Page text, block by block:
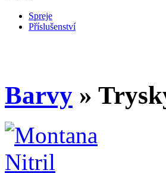
Spreje
Příslušenství
Barvy »